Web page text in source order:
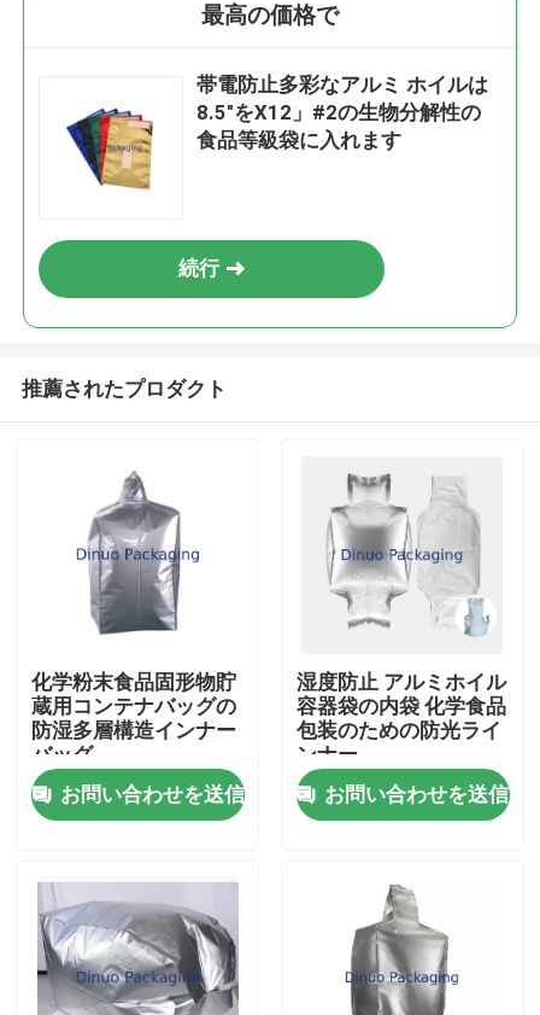
家
製品
最高の価格で
帯電防止多彩なアルミ ホイルは
8.5"をX12」#2の生物分解性の
食品等級袋に入れます
続行
推薦されたプロダクト
化学粉末食品固形物貯
蔵用コンテナバッグの
防湿多層構造インナー
バッグ
お問い合わせを送信
湿度防止 アルミホイル
容器袋の内袋 化学食品
包装のための防光ライ
ンナー
お問い合わせを送信